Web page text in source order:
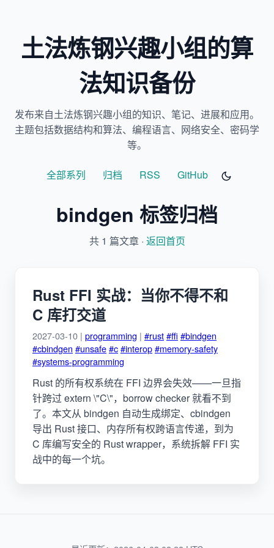
土法炼钢兴趣小组的算
法知识备份
发布来自土法炼钢兴趣小组的知识、笔记、进展和应用。
主题包括数据结构和算法、编程语言、网络安全、密码学
等。
全部系列 归档 RSS GitHub
bindgen 标签归档
共 1 篇文章 · 返回首页
Rust FFI 实战：当你不得不和
C 库打交道
2027-03-10 | programming | #rust#ffi #bindgen
#cbindgen #unsafe#c#interop#memory-safety
#systems-programming
Rust 的所有权系统在 FFI 边界会失效——一旦指
针跨过 extern \"C\"，borrow checker 就看不到
了。本文从 bindgen 自动生成绑定、cbindgen
导出 Rust 接口、内存所有权跨语言传递，到为
C 库编写安全的 Rust wrapper，系统拆解 FFI 实
战中的每一个坑。